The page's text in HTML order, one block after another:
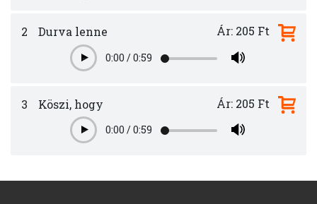
2 Durva lenne
Play0:00 /0:59
Ár: 205 Ft
3 Köszi, hogy
Play0:00 /0:59
Ár: 205 Ft